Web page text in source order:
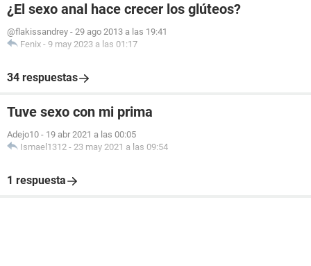
¿El sexo anal hace crecer los glúteos?
@flakissandrey - 29 ago 2013 a las 19:41
Fenix - 9 may 2023 a las 01:17
34 respuestas
Tuve sexo con mi prima
Adejo10 - 19 abr 2021 a las 00:05
Ismael1312 - 23 may 2021 a las 09:54
1 respuesta